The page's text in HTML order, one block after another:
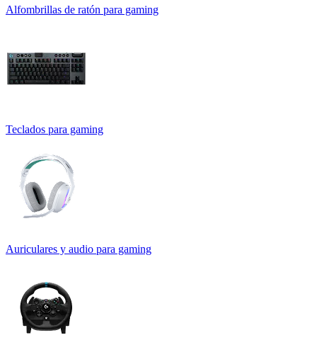
Alfombrillas de ratón para gaming
Teclados para gaming
Auriculares y audio para gaming